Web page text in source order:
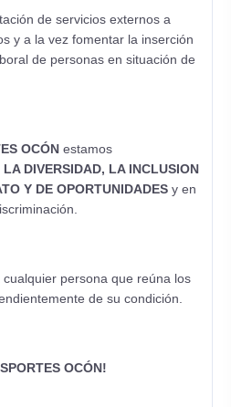
de servicios externos a
y a la vez fomentar la inserción
de personas en situación de
OCÓN estamos
DIVERSIDAD, LA INCLUSION
Y DE OPORTUNIDADES y en
persona que reúna los
de su condición.
OCÓN!